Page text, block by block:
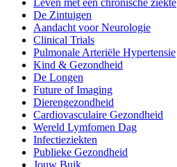
Leven met een chronische ziekte
De Zintuigen
Aandacht voor Neurologie
Clinical Trials
Pulmonale Arteriële Hypertensie
Kind & Gezondheid
De Longen
Future of Imaging
Dierengezondheid
Cardiovasculaire Gezondheid
Wereld Lymfomen Dag
Infectieziekten
Publieke Gezondheid
Jouw Buik